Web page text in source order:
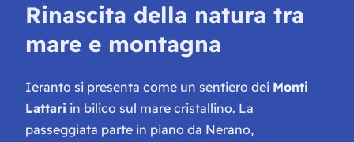
Rinascita della natura tra
mare e montagna
Ieranto si presenta come un sentiero dei Monti
Lattari in bilico sul mare cristallino. La
passeggiata parte in piano da Nerano,